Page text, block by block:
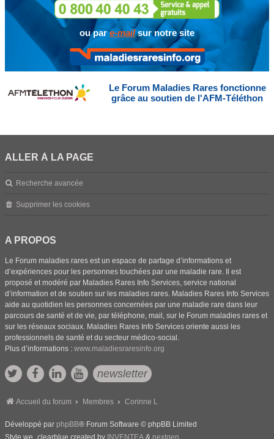
ou pare-mailsur notre site
Le Forum Maladies Rares fonctionne
grâce au soutien de l'AFM-Téléthon
ALLER À LA PAGE
Recherche avancée
Supprimer les cookies
A PROPOS
Le Forum maladies rares est un espace de partage d’informations et
d’expériences pour les personnes touchées par une maladie rare. Il est
proposé et modéré par Maladies Rares Info Services, service national
d’information et de soutien sur les maladies rares. Maladies Rares Info Services
aide au quotidien les personnes concernées par une maladie rare dans leur
parcours de santé et de vie, par téléphone, mail, sur le Forum maladies rares et
sur les réseaux sociaux. Maladies Rares Info Services oriente aussi les
professionnels de santé et du secteur médico-social.
Plus d’informations : www.maladiesraresinfo.org
newsletter
Accueil du forum Membres Corinne L
Développé par phpBB® Forum Software © phpBB Limited
Style we_clearblue created by INVENTEA & nextgen